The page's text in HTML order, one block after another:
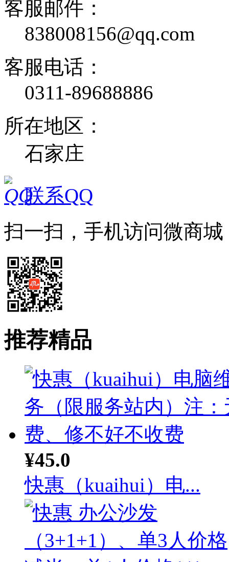
客服邮件：
838008156@qq.com
客服电话：
0311-89688886
所在地区：
石家庄
联系QQ
扫一扫，手机访问微商城
推荐精品
¥45.0
快惠（kuaihui）电...